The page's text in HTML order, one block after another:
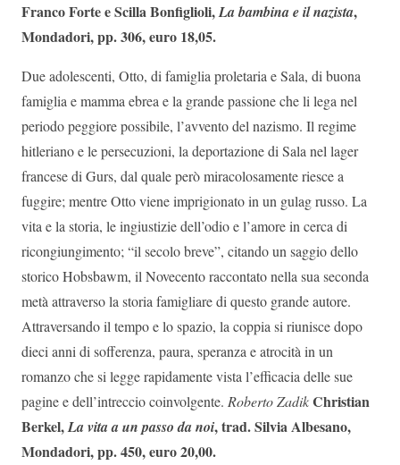
Franco Forte e Scilla Bonfiglioli,La bambina e il nazista,
Mondadori, pp. 306, euro 18,05.
Due adolescenti, Otto, di famiglia proletaria e Sala, di buona
famiglia e mamma ebrea e la grande passione che li lega nel
periodo peggiore possibile, l’avvento del nazismo. Il regime
hitleriano e le persecuzioni, la deportazione di Sala nel lager
francese di Gurs, dal quale però miracolosamente riesce a
fuggire; mentre Otto viene imprigionato in un gulag russo. La
vita e la storia, le ingiustizie dell’odio e l’amore in cerca di
ricongiungimento; “il secolo breve”, citando un saggio dello
storico Hobsbawm, il Novecento raccontato nella sua seconda
metà attraverso la storia famigliare di questo grande autore.
Attraversando il tempo e lo spazio, la coppia si riunisce dopo
dieci anni di sofferenza, paura, speranza e atrocità in un
romanzo che si legge rapidamente vista l’efficacia delle sue
pagine e dell’intreccio coinvolgente. Roberto ZadikChristian
Berkel,La vita a un passo da noi, trad. Silvia Albesano,
Mondadori, pp. 450, euro 20,00.